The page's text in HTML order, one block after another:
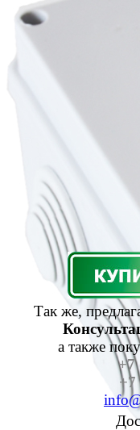
Так же,
а также п
+7
+7